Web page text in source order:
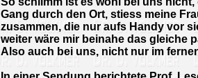
Gang durch den Ort, stiess meine
zusammen, die nur aufs Handy vor
weiter wäre mir beinahe das gleiche
Also auch bei uns, nicht nur im